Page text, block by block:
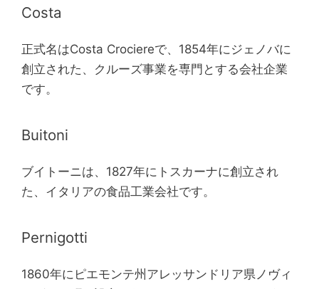
Costa
正式名はCosta Crociereで、1854年にジェノバに
創立された、クルーズ事業を専門とする会社企業
です。
Buitoni
ブイトーニは、1827年にトスカーナに創立され
た、イタリアの食品工業会社です。
Pernigotti
1860年にピエモンテ州アレッサンドリア県ノヴィ